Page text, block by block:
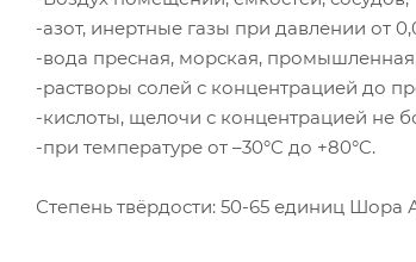
-азот, инертные газы при давлении от
-вода пресная, морская,
-растворы солей с концентрацией до
-кислоты, щелочи с концентрацией не
-при температуре от –30°C до +80°C.
Степень твёрдости: 50-65 единиц Шора